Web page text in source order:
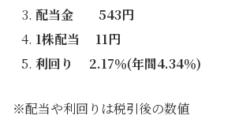
配当金 543円
1株配当 11円
利回り 2.17％(年間4.34％)
※配当や利回りは税引後の数値